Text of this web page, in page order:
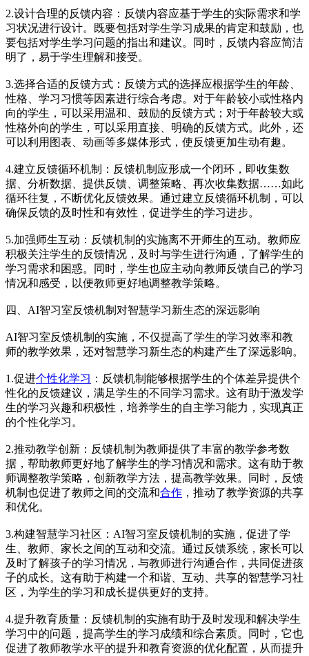
2.设计合理的反馈内容：反馈内容应基于学生的实际需求和学
习状况进行设计。既要包括对学生学习成果的肯定和鼓励，也
要包括对学生学习问题的指出和建议。同时，反馈内容应简洁
明了，易于学生理解和接受。
3.选择合适的反馈方式：反馈方式的选择应根据学生的年龄、
性格、学习习惯等因素进行综合考虑。对于年龄较小或性格内
向的学生，可以采用温和、鼓励的反馈方式；对于年龄较大或
性格外向的学生，可以采用直接、明确的反馈方式。此外，还
可以利用图表、动画等多媒体形式，使反馈更加生动有趣。
4.建立反馈循环机制：反馈机制应形成一个闭环，即收集数
据、分析数据、提供反馈、调整策略、再次收集数据……如此
循环往复，不断优化反馈效果。通过建立反馈循环机制，可以
确保反馈的及时性和有效性，促进学生的学习进步。
5.加强师生互动：反馈机制的实施离不开师生的互动。教师应
积极关注学生的反馈情况，及时与学生进行沟通，了解学生的
学习需求和困惑。同时，学生也应主动向教师反馈自己的学习
情况和感受，以便教师更好地调整教学策略。
四、AI智习室反馈机制对智慧学习新生态的深远影响
AI智习室反馈机制的实施，不仅提高了学生的学习效率和教
师的教学效果，还对智慧学习新生态的构建产生了深远影响。
1.促进个性化学习 ：反馈机制能够根据学生的个体差异提供个
性化的反馈建议，满足学生的不同学习需求。这有助于激发学
生的学习兴趣和积极性，培养学生的自主学习能力，实现真正
的个性化学习。
2.推动教学创新：反馈机制为教师提供了丰富的教学参考数
据，帮助教师更好地了解学生的学习情况和需求。这有助于教
师调整教学策略，创新教学方法，提高教学效果。同时，反馈
机制也促进了教师之间的交流和合作 ，推动了教学资源的共享
和优化。
3.构建智慧学习社区：AI智习室反馈机制的实施，促进了学
生、教师、家长之间的互动和交流。通过反馈系统，家长可以
及时了解孩子的学习情况，与教师进行沟通合作，共同促进孩
子的成长。这有助于构建一个和谐、互动、共享的智慧学习社
区，为学生的学习和成长提供更好的支持。
4.提升教育质量：反馈机制的实施有助于及时发现和解决学生
学习中的问题，提高学生的学习成绩和综合素质。同时，它也
促进了教师教学水平的提升和教育资源的优化配置，从而提升